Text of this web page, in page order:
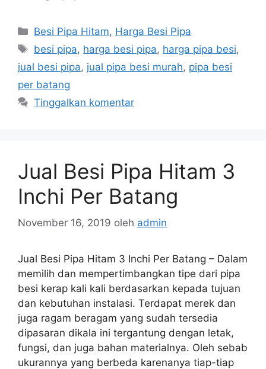
Kategori
Besi Pipa Hitam, Harga Besi Pipa
Tag
besi pipa, harga besi pipa, harga pipa besi,
jual besi pipa, jual pipa besi murah, pipa besi
per batang
Tinggalkan komentar
Jual Besi Pipa Hitam 3
Inchi Per Batang
November 16, 2019 oleh admin
Jual Besi Pipa Hitam 3 Inchi Per Batang – Dalam
memilih dan mempertimbangkan tipe dari pipa
besi kerap kali kali berdasarkan kepada tujuan
dan kebutuhan instalasi. Terdapat merek dan
juga ragam beragam yang sudah tersedia
dipasaran dikala ini tergantung dengan letak,
fungsi, dan juga bahan materialnya. Oleh sebab
ukurannya yang berbeda karenanya tiap-tiap